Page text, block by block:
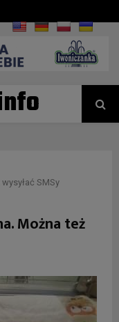
SMSy
Można też